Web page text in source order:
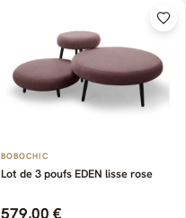
BOBOCHIC
Lot de 3 poufs EDEN lisse rose
579,00 €